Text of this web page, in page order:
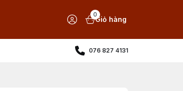
0
Giỏ hàng
076 827 4131